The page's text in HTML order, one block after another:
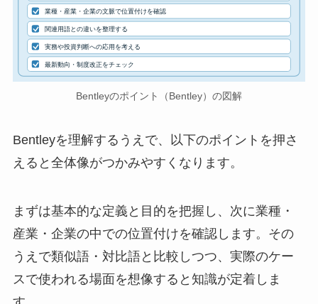
業種・産業・企業の文脈で位置付けを確認
関連用語との違いを整理する
実務や投資判断への応用を考える
最新動向・制度改正をチェック
Bentleyのポイント（Bentley）の図解
Bentleyを理解するうえで、以下のポイントを押さ
えると全体像がつかみやすくなります。
まずは基本的な定義と目的を把握し、次に業種・
産業・企業の中での位置付けを確認します。その
うえで類似語・対比語と比較しつつ、実際のケー
スで使われる場面を想像すると知識が定着しま